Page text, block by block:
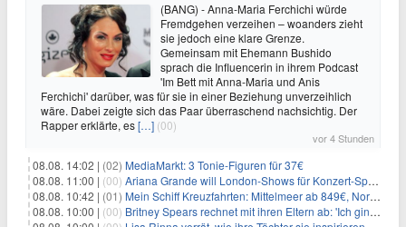
(BANG) - Anna-Maria Ferchichi würde
Fremdgehen verzeihen – woanders zieht
sie jedoch eine klare Grenze.
Gemeinsam mit Ehemann Bushido
sprach die Influencerin in ihrem Podcast
'Im Bett mit Anna-Maria und Anis
Ferchichi' darüber, was für sie in einer Beziehung unverzeihlich
wäre. Dabei zeigte sich das Paar überraschend nachsichtig. Der
Rapper erklärte, es[…] (00)
vor 4 Stunden
08.08. 14:02 | (02) MediaMarkt: 3 Tonie-Figuren für 37€
08.08. 11:00 | (00) Ariana Grande will London-Shows für Konzert-Special filmen
08.08. 10:42 | (01) Mein Schiff Kreuzfahrten: Mittelmeer ab 849€, Norwegen ab 999€ p.P.
08.08. 10:00 | (00) Britney Spears rechnet mit ihren Eltern ab: 'Ich ging zwei Monate lang auf die Knie und weinte'